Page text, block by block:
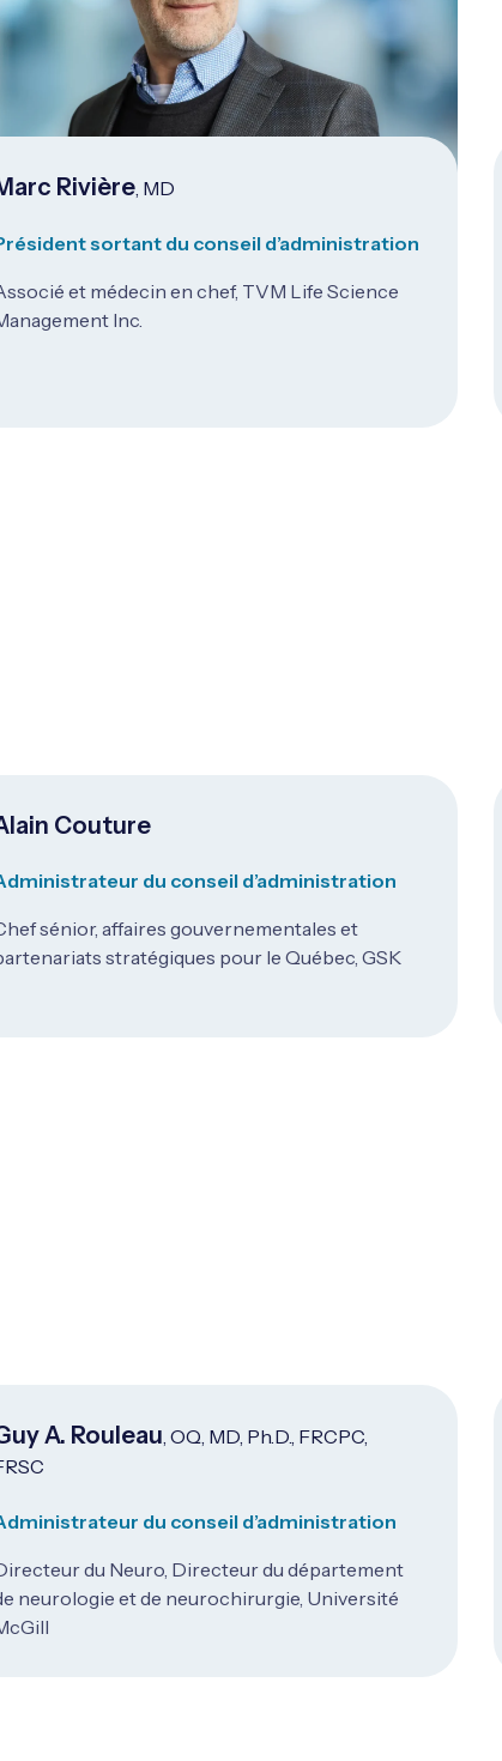
Rivière, MD
sortant du conseil d’administration
et médecin en chef, TVM Life Science
Inc.
Couture
du conseil d’administration
sénior, affaires gouvernementales et
stratégiques pour le Québec, GSK
A. Rouleau, OQ, MD, Ph.D., FRCPC,
du conseil d’administration
du Neuro, Directeur du département
neurologie et de neurochirurgie, Université